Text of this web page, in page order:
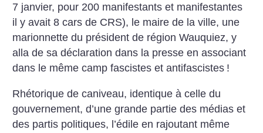
7 janvier, pour 200 manifestants et manifestantes
il y avait 8 cars de CRS), le maire de la ville, une
marionnette du président de région Wauquiez, y
alla de sa déclaration dans la presse en associant
dans le même camp fascistes et antifascistes !
Rhétorique de caniveau, identique à celle du
gouvernement, d’une grande partie des médias et
des partis politiques, l’édile en rajoutant même